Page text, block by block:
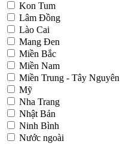
Kon Tum
Lâm Đồng
Lào Cai
Mang Đen
Miền Bắc
Miền Nam
Miền Trung - Tây Nguyên
Mỹ
Nha Trang
Nhật Bản
Ninh Bình
Nước ngoài